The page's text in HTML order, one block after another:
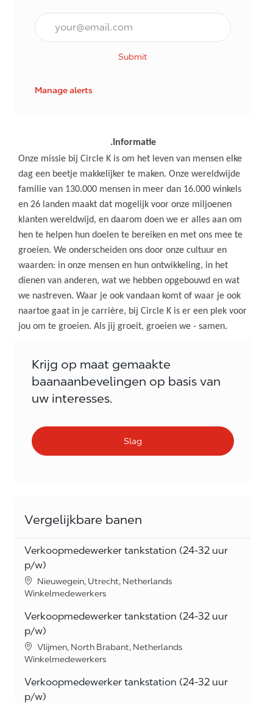
E-mail Frequentie
Submit
Manage alerts
.Informatie
Onze missie bij Circle K is om het leven van mensen elke
dag een beetje makkelijker te maken. Onze wereldwijde
familie van 130.000 mensen in meer dan 16.000 winkels
en 26 landen maakt dat mogelijk voor onze miljoenen
klanten wereldwijd, en daarom doen we er alles aan om
hen te helpen hun doelen te bereiken en met ons mee te
groeien. We onderscheiden ons door onze cultuur en
waarden: in onze mensen en hun ontwikkeling, in het
dienen van anderen, wat we hebben opgebouwd en wat
we nastreven. Waar je ook vandaan komt of waar je ook
naartoe gaat in je carrière, bij Circle K is er een plek voor
jou om te groeien. Als jij groeit, groeien we - samen.
Krijg op maat gemaakte
baanaanbevelingen op basis van
uw interesses.
Slag
Vergelijkbare banen
Verkoopmedewerker tankstation (24-32 uur
p/w)
Location
Nieuwegein, Utrecht, Netherlands
Category
Winkelmedewerkers
Verkoopmedewerker tankstation (24-32 uur
p/w)
Location
Vlijmen, North Brabant, Netherlands
Category
Winkelmedewerkers
Verkoopmedewerker tankstation (24-32 uur
p/w)